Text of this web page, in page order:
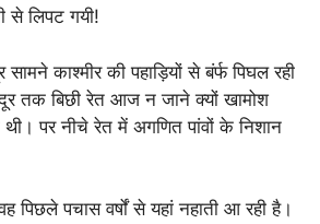
से लिपट गयी!
काश्मीर की पहाड़ियों से बंर्फ पिघल रही
तक बिछी रेत आज न जाने क्यों खामोश
पर नीचे रेत में अगणित पांवों के निशान
पचास वर्षों से यहां नहाती आ रही है।